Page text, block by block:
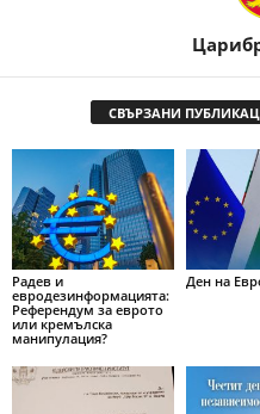
СВЪРЗАНИ
Радев и
евродезинформацията:
Референдум за еврото
или кремълска
манипулация?
Ден на